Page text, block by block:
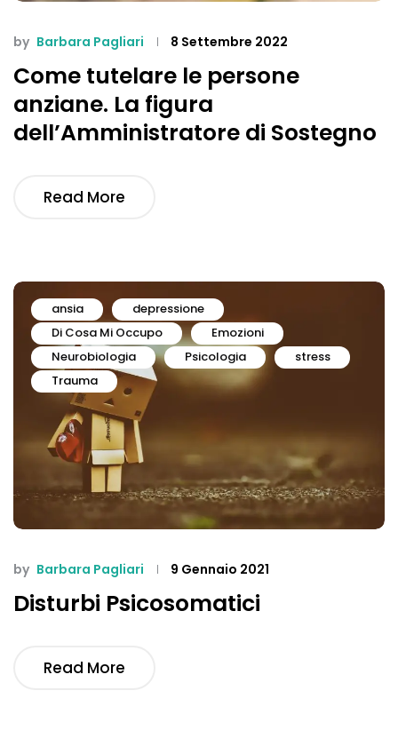
by Barbara Pagliari 8 Settembre 2022
Come tutelare le persone
anziane. La figura
dell’Amministratore di Sostegno
Read More
ansia
depressione
Di Cosa Mi Occupo
Emozioni
Neurobiologia
Psicologia
stress
Trauma
by Barbara Pagliari 9 Gennaio 2021
Disturbi Psicosomatici
Read More